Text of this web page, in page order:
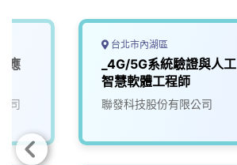
應
司
台北市內湖區
_4G/5G系統驗證與人工
智慧軟體工程師
聯發科技股份有限公司